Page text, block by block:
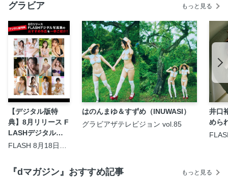
グラビア もっと見る
【デジタル版特
典】8月リリース F
LASHデジタル写
真集のおすすめ作
FLASH 8月18日・
はのんまゆ＆すずめ（INUWASI）
グラビアザテレビジョン vol.85
井口
めら
『dマガジン』おすすめ記事 もっと見る